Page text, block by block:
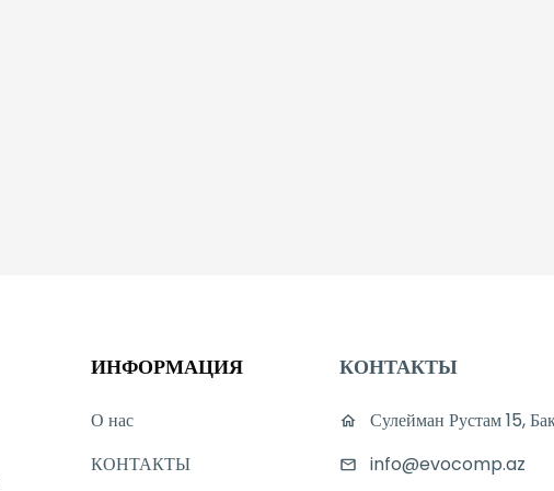
ИНФОРМАЦИЯ
О нас
КОНТАКТЫ
КОНТАКТЫ
Сулейман Рустам 15,
info@evocomp.az